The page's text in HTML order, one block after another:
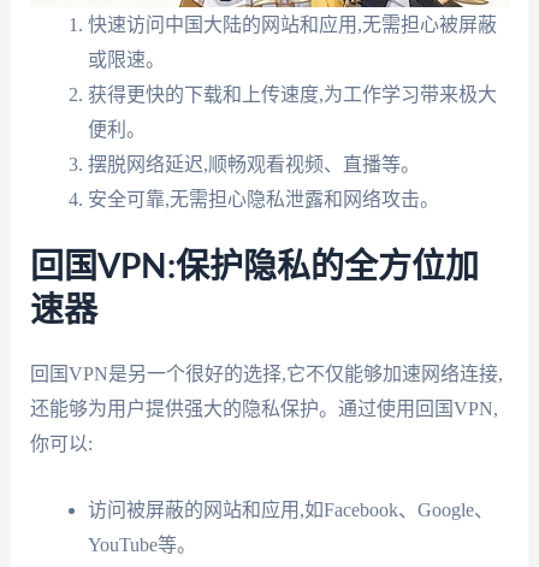
快速访问中国大陆的网站和应用,无需担心被屏蔽
或限速。
获得更快的下载和上传速度,为工作学习带来极大
便利。
摆脱网络延迟,顺畅观看视频、直播等。
安全可靠,无需担心隐私泄露和网络攻击。
回国VPN:保护隐私的全方位加
速器
回国VPN是另一个很好的选择,它不仅能够加速网络连接,
还能够为用户提供强大的隐私保护。通过使用回国VPN,
你可以:
访问被屏蔽的网站和应用,如Facebook、Google、
YouTube等。